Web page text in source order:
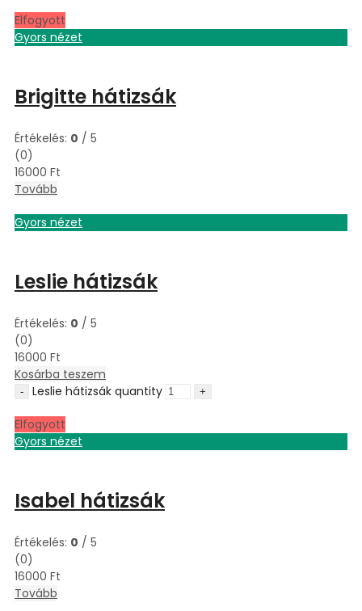
Elfogyott
Gyors nézet
Brigitte hátizsák
Értékelés: 0 / 5
(0)
16000 Ft
Tovább
Gyors nézet
Leslie hátizsák
Értékelés: 0 / 5
(0)
16000 Ft
Kosárba teszem
Leslie hátizsák quantity
Elfogyott
Gyors nézet
Isabel hátizsák
Értékelés: 0 / 5
(0)
16000 Ft
Tovább